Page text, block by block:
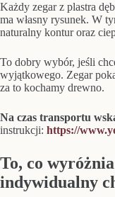
Każdy zegar z plastra
ma własny rysunek. W
naturalny kontur oraz
To dobry wybór, jeśli
wyjątkowego. Zegar
za to kochamy drewno.
Na czas transportu
instrukcji: https://
To, co
indywidualny